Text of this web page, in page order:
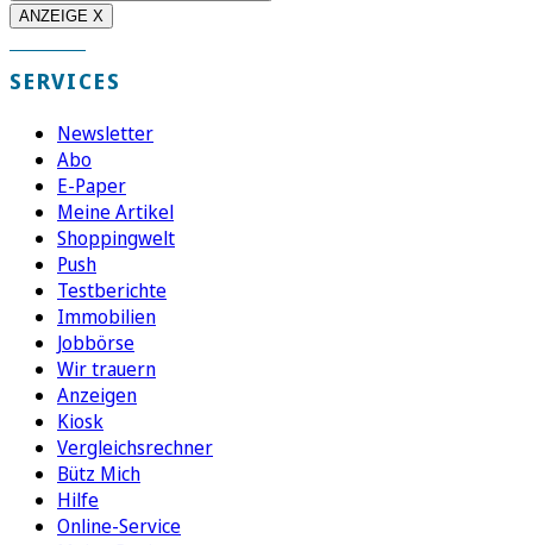
ANZEIGE X
SERVICES
Newsletter
Abo
E-Paper
Meine Artikel
Shoppingwelt
Push
Testberichte
Immobilien
Jobbörse
Wir trauern
Anzeigen
Kiosk
Vergleichsrechner
Bütz Mich
Hilfe
Online-Service